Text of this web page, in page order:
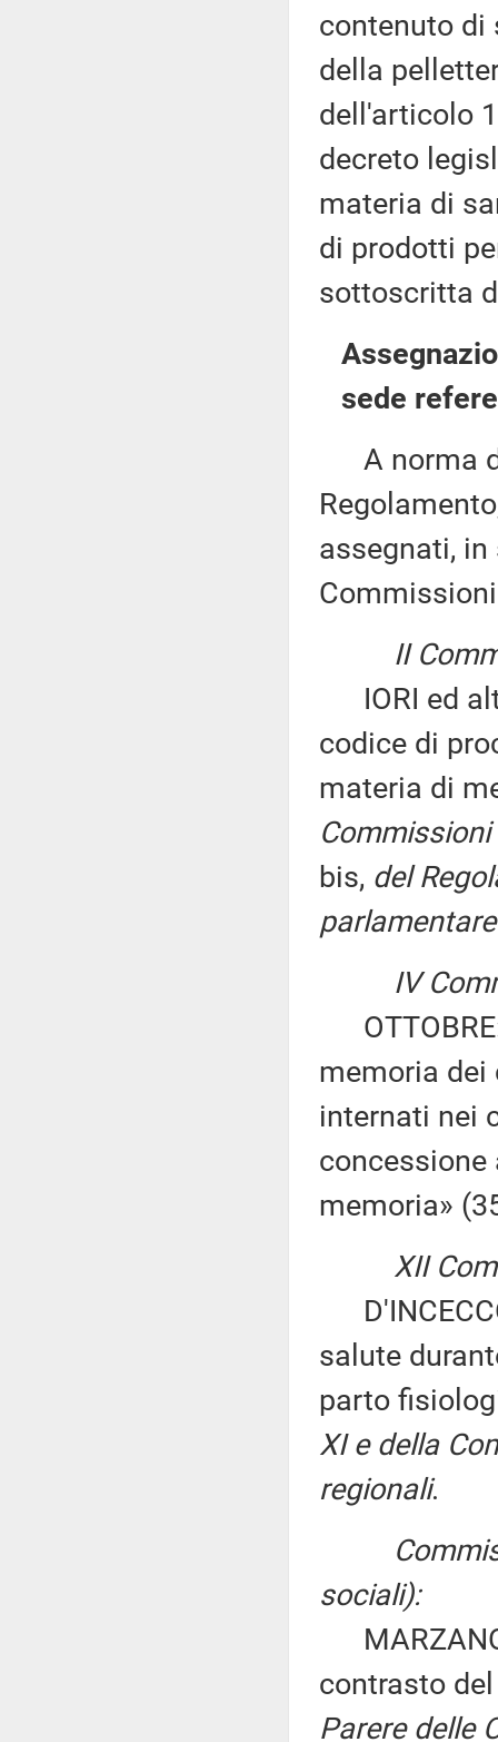
contenuto di
della
dell'articolo
decreto
materia di
di prodotti
sottoscritta
sede
A norma
assegnati,
II
IORI ed
codice di
materia di
Commissioni
bis, del
IV
memoria
internati nei
memoria»
XII
salute
parto
XI e della
regionali.
sociali):
contrasto
Parere delle